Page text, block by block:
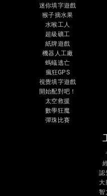
迷你填字遊戲
猴子摘水果
水喉工人
超級礦工
紙牌遊戲
機器人工廠
螞蟻逃亡
瘋狂GPS
視覺填字遊戲
開始配對吧！
太空救援
數學狂魔
彈珠比賽
認
大
智